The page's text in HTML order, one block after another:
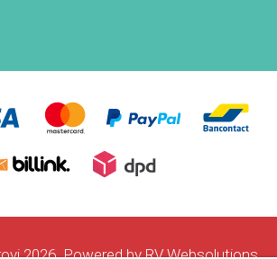
2026. Powered byRV Websolutions